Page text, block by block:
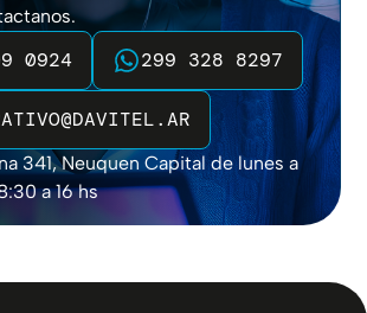
0924 299 328 8297
341, Neuquen Capital de lunes a
a 16 hs